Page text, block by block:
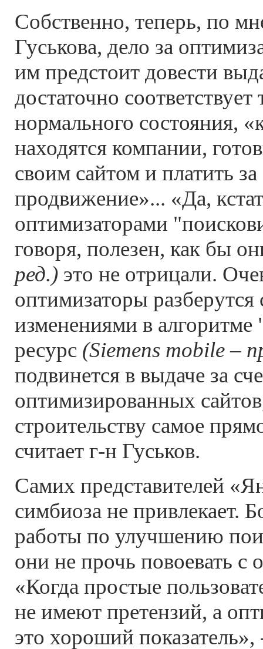
Собственно, теперь, по
Гуськова, дело за
им предстоит довести
достаточно
нормального состояния,
находятся компании,
своим сайтом и платить за
продвижение»... «Да,
оптимизаторами
говоря, полезен, как бы
ред.) это не отрицали.
оптимизаторы
изменениями в алгоритме
ресурс (Siemens mobile –
подвинется в выдаче за
оптимизированных
строительству самое
считает г-н Гуськов.
Самих представителей
симбиоза не привлекает.
работы по улучшению
они не прочь повоевать с
«Когда простые
не имеют претензий, а
это хороший показатель»,